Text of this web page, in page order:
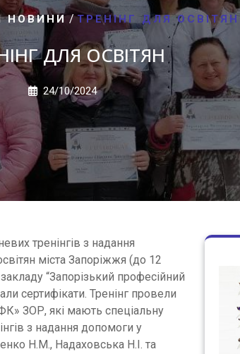
НОВИНИ/ТРЕНІНГ ДЛЯ ОСВІТЯН
ДЛЯ ОСВІТЯН
24/10/2024
тренінгів з надання
міста Запоріжжя (до 12
“Запорізький професійний
сертифікати. Тренінг провели
ЗОР, які мають спеціальну
з надання допомоги у
Н.М., Надаховська Н.І. та